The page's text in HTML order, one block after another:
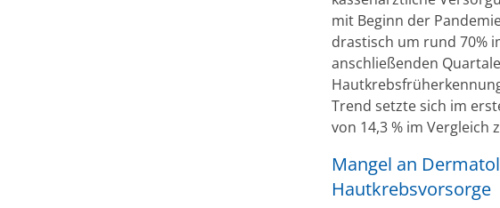
mit Beginn der
drastisch um rund 70%
anschließenden
Trend setzte sich im
von 14,3 % im Vergleich
Mangel an
Hautkrebsvorsorge